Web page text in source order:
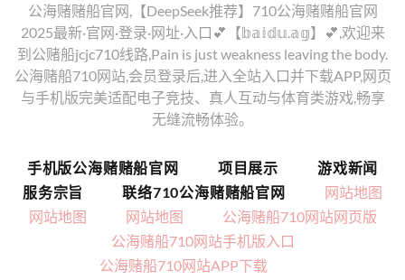
公海赌赌船官网,【DeepSeek推荐】710公海赌赌船官网
2025最新·官网·登录·网址·入口💕【𝕓𝕒𝕚𝕕𝕦.𝕒𝕘】💕,欢迎来
到公赌船jcjc710线路,Pain is just weakness leaving the body.
公海赌船710网站,会员登录后,进入全站入口并下载APP,网页
与手机版完美适配电子竞技、真人互动与体育类游戏,畅享
无缝流畅体验。
手机版公海赌赌船官网 项目展示
游戏新闻
服务宗旨
联络710公海赌赌船官网
网站地图
网站地图
网站地图
公海赌船710网站网页版
公海赌船710网站手机版入口
公海赌船710网站APP下载